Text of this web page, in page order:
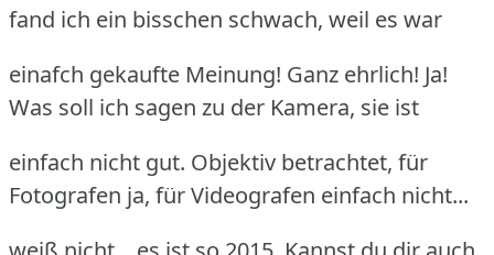
fand ich ein bisschen schwach, weil es war
einafch gekaufte Meinung! Ganz ehrlich! Ja!
Was soll ich sagen zu der Kamera, sie ist
einfach nicht gut. Objektiv betrachtet, für
Fotografen ja, für Videografen einfach nicht...